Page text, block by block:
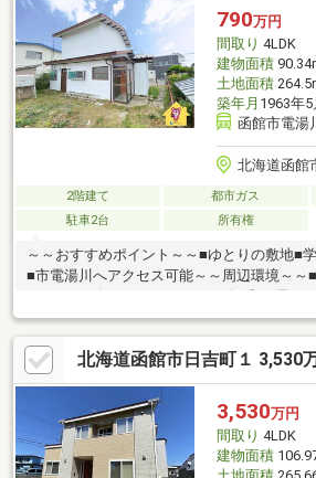
ります！！！１階倉庫部分は車庫にもなり
車スペースを入れるとゆうゆう５台は駐車
簡易水洗（便槽タイプ） ■容積率オーバー
790万円
間取り 4LDK
建物面積
土地面積
築年月 1963年
函館市電湯
北海道函館
2階建て 都市ガス
駐車2台
所有権
～～おすすめポイント～～■ゆとりの敷地■
■市電湯川へアクセス可能～～周辺環境～～
ト・・・3分■サツドラ・・・6分■郵便局・
ン・・・8分 ▼▼ 打ち合わせ・見学プラン
す ▼▼ ＜探し始めの方向け＞しっかり
とコース(0.5h~) 詳しくは物件詳細下段の
ご覧ください。
北海道函館市日吉町１ 3,530
3,530万円
間取り 4LDK
建物面積